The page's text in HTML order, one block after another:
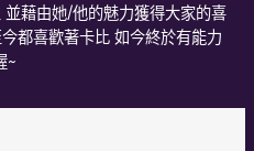
藉由她/他的魅力獲得大家的喜
都喜歡著卡比 如今終於有能力
~